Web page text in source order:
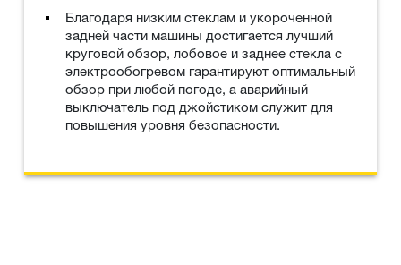
Благодаря низким стеклам и укороченной
задней части машины достигается лучший
круговой обзор, лобовое и заднее стекла с
электрообогревом гарантируют оптимальный
обзор при любой погоде, а аварийный
выключатель под джойстиком служит для
повышения уровня безопасности.